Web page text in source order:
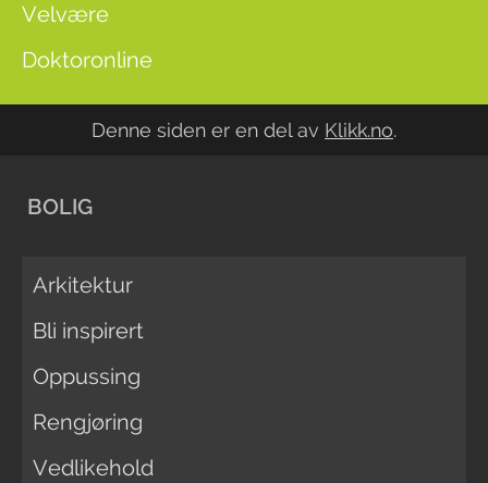
Velvære
Doktoronline
Denne siden er en del av Klikk.no.
BOLIG
Arkitektur
Bli inspirert
Oppussing
Rengjøring
Vedlikehold